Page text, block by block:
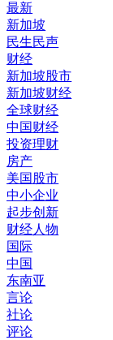
最新
新加坡
民生民声
财经
新加坡股市
新加坡财经
全球财经
中国财经
投资理财
房产
美国股市
中小企业
起步创新
财经人物
国际
中国
东南亚
言论
社论
评论